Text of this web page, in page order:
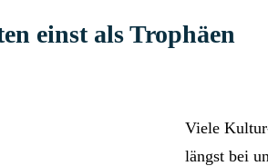
einst als Trophäen
Viele
längst bei